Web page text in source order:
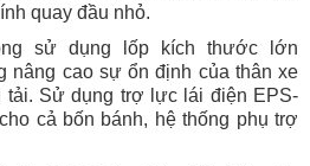
quay đầu nhỏ.
sử dụng lốp kích thước lớn
nâng cao sự ổn định của thân xe
tải. Sử dụng trợ lực lái điện EPS-
cả bốn bánh, hệ thống phụ trợ